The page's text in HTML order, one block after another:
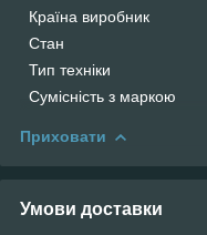
Країна виробник
Стан
Тип техніки
Сумісність з маркою
Приховати
Умови доставки